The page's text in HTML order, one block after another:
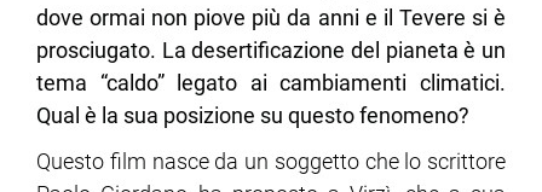
dove ormai non piove più da anni e il Tevere si è
prosciugato. La desertificazione del pianeta è un
tema “caldo” legato ai cambiamenti climatici.
Qual è la sua posizione su questo fenomeno?
Questo film nasce da un soggetto che lo scrittore